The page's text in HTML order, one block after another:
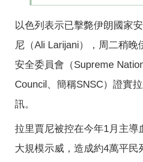
以色列表示已擊斃伊朗國家
尼（Ali Larijani），周二稍晚
安全委員會（Supreme
Council、簡稱SNSC）證實
訊。
拉里賈尼被控在今年1月主導
大規模示威，造成約4萬平民